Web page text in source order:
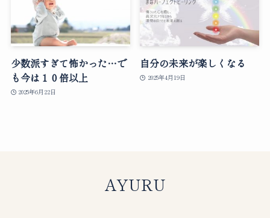
少数派すぎて怖かった…で
も今は１０倍以上
2025年6月22日
自分の未来が楽しくなる
2025年4月19日
AYURU